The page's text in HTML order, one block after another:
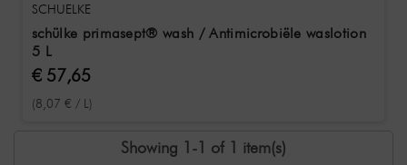
SCHUELKE
schülke primasept® wash / Antimicrobiële waslotion
5 L
€ 57,65
(8,07 € / L)
Showing 1-1 of 1 item(s)